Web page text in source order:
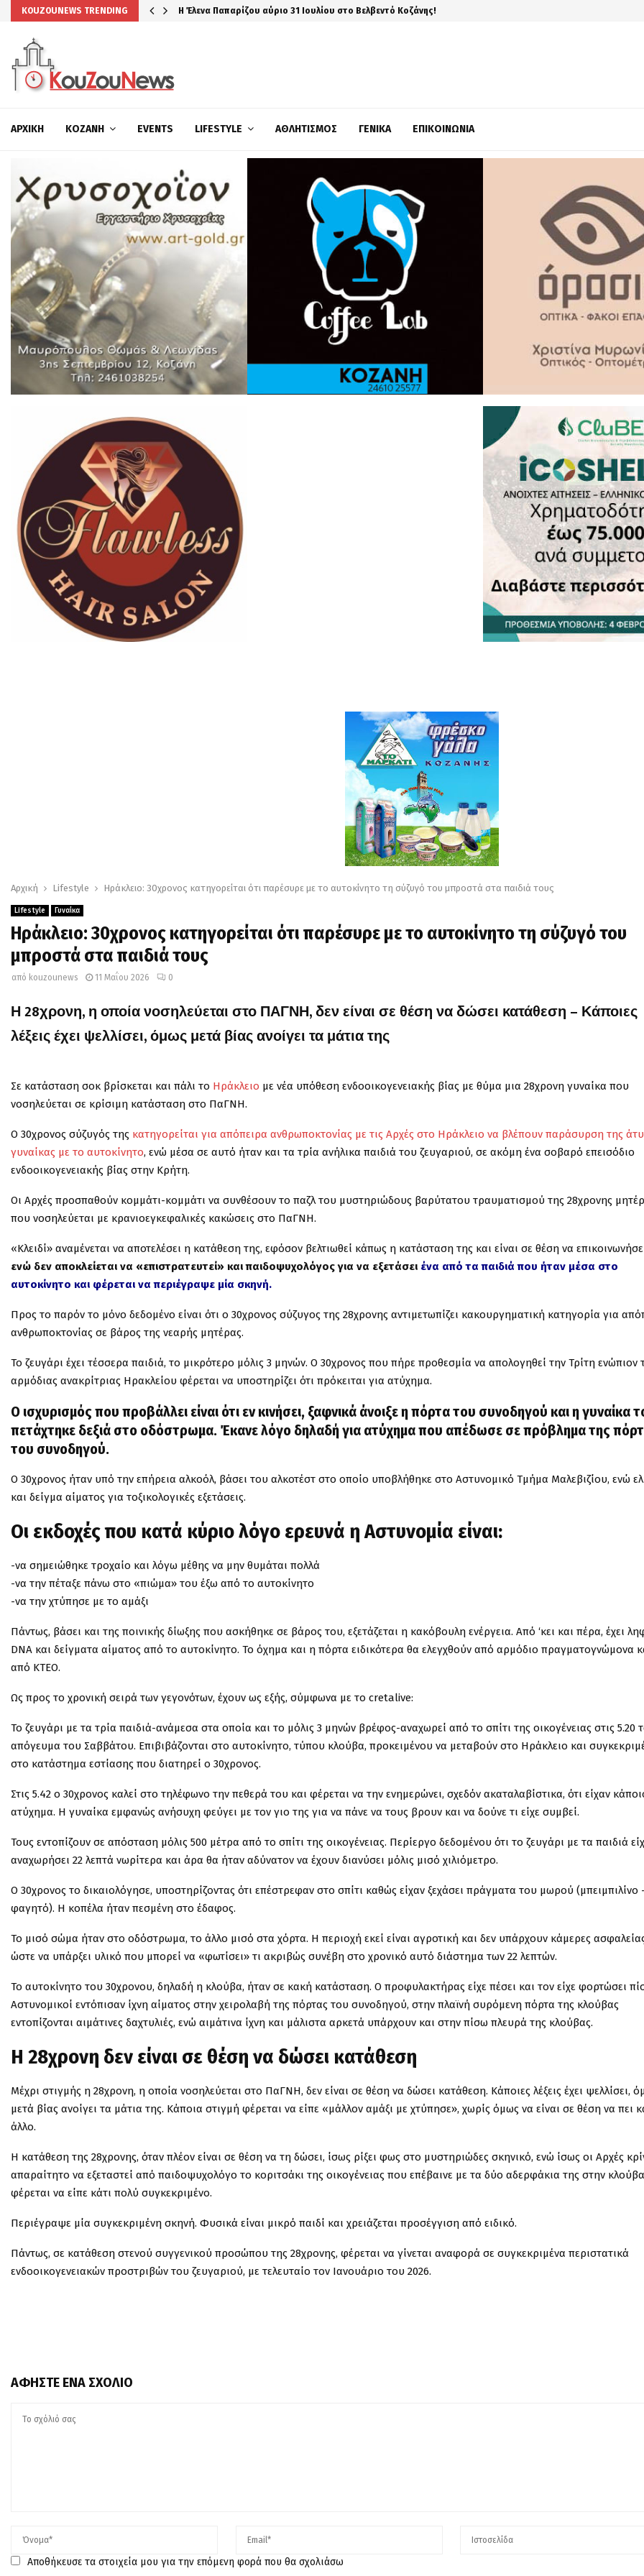
KOUZOUNEWS TRENDING Η Έλενα Παπαρίζου αύριο 31 Ιουλίου στο Βελβεντό Κοζάνης!
ΑΡΧΙΚΉ ΚΟΖΆΝΗ EVENTS LIFESTYLE ΑΘΛΗΤΙΣΜΌΣ ΓΕΝΙΚΆ ΕΠΙΚΟΙΝΩΝΊΑ
Αρχική Lifestyle Ηράκλειο: 30χρονος κατηγορείται ότι παρέσυρε με το αυτοκίνητο τη σύζυγό του μπροστά στα παιδιά τους
Lifestyle Γυναίκα
Ηράκλειο: 30χρονος κατηγορείται ότι παρέσυρε με το αυτοκίνητο τη σύζυγό του
μπροστά στα παιδιά τους
από kouzounews 11 Μαΐου 2026 0
Η 28χρονη, η οποία νοσηλεύεται στο ΠΑΓΝΗ, δεν είναι σε θέση να δώσει κατάθεση – Κάποιες
λέξεις έχει ψελλίσει, όμως μετά βίας ανοίγει τα μάτια της
Σε κατάσταση σοκ βρίσκεται και πάλι το Ηράκλειο με νέα υπόθεση ενδοοικογενειακής βίας με θύμα μια 28χρονη γυναίκα που
νοσηλεύεται σε κρίσιμη κατάσταση στο ΠαΓΝΗ.
Ο 30χρονος σύζυγός της κατηγορείται για απόπειρα ανθρωποκτονίας με τις Αρχές στο Ηράκλειο να βλέπουν παράσυρση της
γυναίκας με το αυτοκίνητο, ενώ μέσα σε αυτό ήταν και τα τρία ανήλικα παιδιά του ζευγαριού, σε ακόμη ένα σοβαρό επεισόδιο
ενδοοικογενειακής βίας στην Κρήτη.
Οι Αρχές προσπαθούν κομμάτι-κομμάτι να συνθέσουν το παζλ του μυστηριώδους βαρύτατου τραυματισμού της 28χρονης
που νοσηλεύεται με κρανιοεγκεφαλικές κακώσεις στο ΠαΓΝΗ.
«Κλειδί» αναμένεται να αποτελέσει η κατάθεση της, εφόσον βελτιωθεί κάπως η κατάσταση της και είναι σε θέση να
ενώ δεν αποκλείεται να «επιστρατευτεί» και παιδοψυχολόγος για να εξετάσει ένα από τα παιδιά που ήταν μέσα στο
αυτοκίνητο και φέρεται να περιέγραψε μία σκηνή.
Προς το παρόν το μόνο δεδομένο είναι ότι ο 30χρονος σύζυγος της 28χρονης αντιμετωπίζει κακουργηματική κατηγορία για
ανθρωποκτονίας σε βάρος της νεαρής μητέρας.
Το ζευγάρι έχει τέσσερα παιδιά, το μικρότερο μόλις 3 μηνών. Ο 30χρονος που πήρε προθεσμία να απολογηθεί την Τρίτη ενώπιον
αρμόδιας ανακρίτριας Ηρακλείου φέρεται να υποστηρίζει ότι πρόκειται για ατύχημα.
Ο ισχυρισμός που προβάλλει είναι ότι εν κινήσει, ξαφνικά άνοιξε η πόρτα του συνοδηγού και η γυναίκα
πετάχτηκε δεξιά στο οδόστρωμα. Έκανε λόγο δηλαδή για ατύχημα που απέδωσε σε πρόβλημα της
του συνοδηγού.
Ο 30χρονος ήταν υπό την επήρεια αλκοόλ, βάσει του αλκοτέστ στο οποίο υποβλήθηκε στο Αστυνομικό Τμήμα Μαλεβιζίου, ενώ
και δείγμα αίματος για τοξικολογικές εξετάσεις.
Οι εκδοχές που κατά κύριο λόγο ερευνά η Αστυνομία είναι:
-να σημειώθηκε τροχαίο και λόγω μέθης να μην θυμάται πολλά
-να την πέταξε πάνω στο «πιώμα» του έξω από το αυτοκίνητο
-να την χτύπησε με το αμάξι
Πάντως, βάσει και της ποινικής δίωξης που ασκήθηκε σε βάρος του, εξετάζεται η κακόβουλη ενέργεια. Από ‘κει και πέρα, έχει
DNA και δείγματα αίματος από το αυτοκίνητο. Το όχημα και η πόρτα ειδικότερα θα ελεγχθούν από αρμόδιο πραγματογνώμονα
από ΚΤΕΟ.
Ως προς το χρονική σειρά των γεγονότων, έχουν ως εξής, σύμφωνα με το cretalive:
Το ζευγάρι με τα τρία παιδιά-ανάμεσα στα οποία και το μόλις 3 μηνών βρέφος-αναχωρεί από το σπίτι της οικογένειας στις 5.20
απόγευμα του Σαββάτου. Επιβιβάζονται στο αυτοκίνητο, τύπου κλούβα, προκειμένου να μεταβούν στο Ηράκλειο και
στο κατάστημα εστίασης που διατηρεί ο 30χρονος.
Στις 5.42 ο 30χρονος καλεί στο τηλέφωνο την πεθερά του και φέρεται να την ενημερώνει, σχεδόν ακαταλαβίστικα, ότι είχαν
ατύχημα. Η γυναίκα εμφανώς ανήσυχη φεύγει με τον γιο της για να πάνε να τους βρουν και να δούνε τι είχε συμβεί.
Τους εντοπίζουν σε απόσταση μόλις 500 μέτρα από το σπίτι της οικογένειας. Περίεργο δεδομένου ότι το ζευγάρι με τα παιδιά
αναχωρήσει 22 λεπτά νωρίτερα και άρα θα ήταν αδύνατον να έχουν διανύσει μόλις μισό χιλιόμετρο.
Ο 30χρονος το δικαιολόγησε, υποστηρίζοντας ότι επέστρεφαν στο σπίτι καθώς είχαν ξεχάσει πράγματα του μωρού (μπειμπιλίνο
φαγητό). Η κοπέλα ήταν πεσμένη στο έδαφος.
Το μισό σώμα ήταν στο οδόστρωμα, το άλλο μισό στα χόρτα. Η περιοχή εκεί είναι αγροτική και δεν υπάρχουν κάμερες
ώστε να υπάρξει υλικό που μπορεί να «φωτίσει» τι ακριβώς συνέβη στο χρονικό αυτό διάστημα των 22 λεπτών.
Το αυτοκίνητο του 30χρονου, δηλαδή η κλούβα, ήταν σε κακή κατάσταση. Ο προφυλακτήρας είχε πέσει και τον είχε φορτώσει
Αστυνομικοί εντόπισαν ίχνη αίματος στην χειρολαβή της πόρτας του συνοδηγού, στην πλαϊνή συρόμενη πόρτα της κλούβας
εντοπίζονται αιμάτινες δαχτυλιές, ενώ αιμάτινα ίχνη και μάλιστα αρκετά υπάρχουν και στην πίσω πλευρά της κλούβας.
Η 28χρονη δεν είναι σε θέση να δώσει κατάθεση
Μέχρι στιγμής η 28χρονη, η οποία νοσηλεύεται στο ΠαΓΝΗ, δεν είναι σε θέση να δώσει κατάθεση. Κάποιες λέξεις έχει ψελλίσει,
μετά βίας ανοίγει τα μάτια της. Κάποια στιγμή φέρεται να είπε «μάλλον αμάξι με χτύπησε», χωρίς όμως να είναι σε θέση να πει
άλλο.
Η κατάθεση της 28χρονης, όταν πλέον είναι σε θέση να τη δώσει, ίσως ρίξει φως στο μυστηριώδες σκηνικό, ενώ ίσως οι Αρχές
απαραίτητο να εξεταστεί από παιδοψυχολόγο το κοριτσάκι της οικογένειας που επέβαινε με τα δύο αδερφάκια της στην
φέρεται να είπε κάτι πολύ συγκεκριμένο.
Περιέγραψε μία συγκεκριμένη σκηνή. Φυσικά είναι μικρό παιδί και χρειάζεται προσέγγιση από ειδικό.
Πάντως, σε κατάθεση στενού συγγενικού προσώπου της 28χρονης, φέρεται να γίνεται αναφορά σε συγκεκριμένα περιστατικά
ενδοοικογενειακών προστριβών του ζευγαριού, με τελευταίο τον Ιανουάριο του 2026.
ΑΦΉΣΤΕ ΈΝΑ ΣΧΌΛΙΟ
Αποθήκευσε τα στοιχεία μου για την επόμενη φορά που θα σχολιάσω